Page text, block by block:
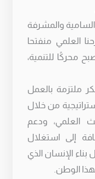
والمشرفة
العلمي منفتحا
محركًا للتنمية،
ملتزمة بالعمل
من خلال
العلمي، ودعم
إلى استغلال
الإنسان الذي
الوطن.